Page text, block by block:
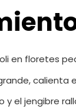
en floretes
y el jengibre